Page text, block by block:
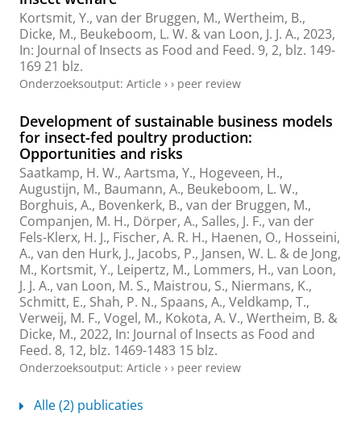
Kortsmit, Y., van der Bruggen, M., Wertheim, B.,
Dicke, M., Beukeboom, L. W. & van Loon, J. J. A., 2023,
In: Journal of Insects as Food and Feed. 9, 2, blz. 149-
16921 blz.
Onderzoeksoutput: Article › › peer review
Development of sustainable business models
for insect-fed poultry production:
Opportunities and risks
Saatkamp, H. W., Aartsma, Y., Hogeveen, H.,
Augustijn, M., Baumann, A., Beukeboom, L. W.,
Borghuis, A., Bovenkerk, B., van der Bruggen, M.,
Companjen, M. H., Dörper, A., Salles, J. F., van der
Fels-Klerx, H. J., Fischer, A. R. H., Haenen, O., Hosseini,
A., van den Hurk, J., Jacobs, P., Jansen, W. L. & de Jong,
M., Kortsmit, Y., Leipertz, M., Lommers, H., van Loon,
J. J. A., van Loon, M. S., Maistrou, S., Niermans, K.,
Schmitt, E., Shah, P. N., Spaans, A., Veldkamp, T.,
Verweij, M. F., Vogel, M., Kokota, A. V., Wertheim, B. &
Dicke, M., 2022, In: Journal of Insects as Food and
Feed. 8, 12, blz. 1469-1483 15 blz.
Onderzoeksoutput: Article › › peer review
Alle (2) publicaties